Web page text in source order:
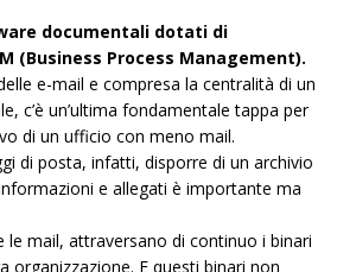
documentali dotati di
(Business Process Management).
e-mail e compresa la centralità di un
c’è un’ultima fondamentale tappa per
di un ufficio con meno mail.
di posta, infatti, disporre di un archivio
e allegati è importante ma
le mail, attraversano di continuo i binari
organizzazione. E questi binari non